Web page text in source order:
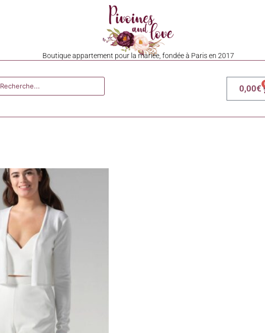
Boutique appartement pour la mariée, fondée à Paris en 2017
0,00€